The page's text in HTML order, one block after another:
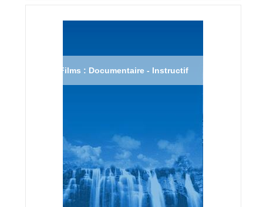
Films : Documentaire - Instructif